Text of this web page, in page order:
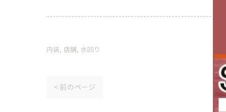
内装 店舗 水回り
< 前のページ